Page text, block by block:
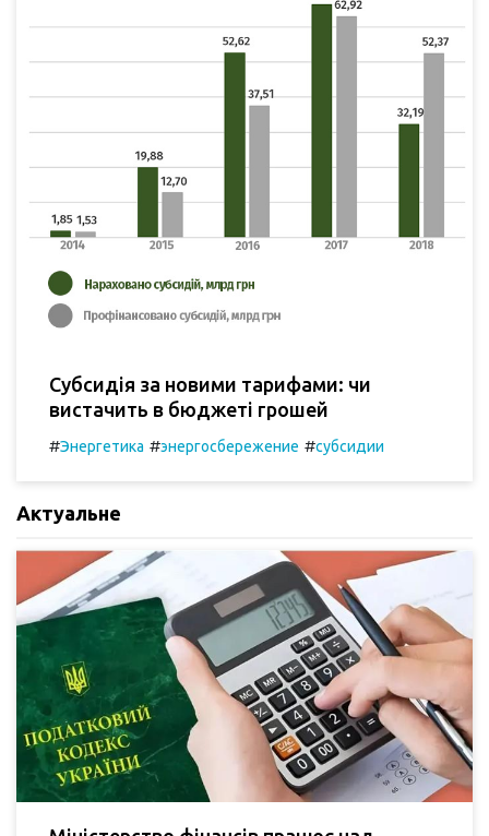
Субсидія за новими тарифами: чи
вистачить в бюджеті грошей
#Энергетика #энергосбережение #субсидии
Актуальне